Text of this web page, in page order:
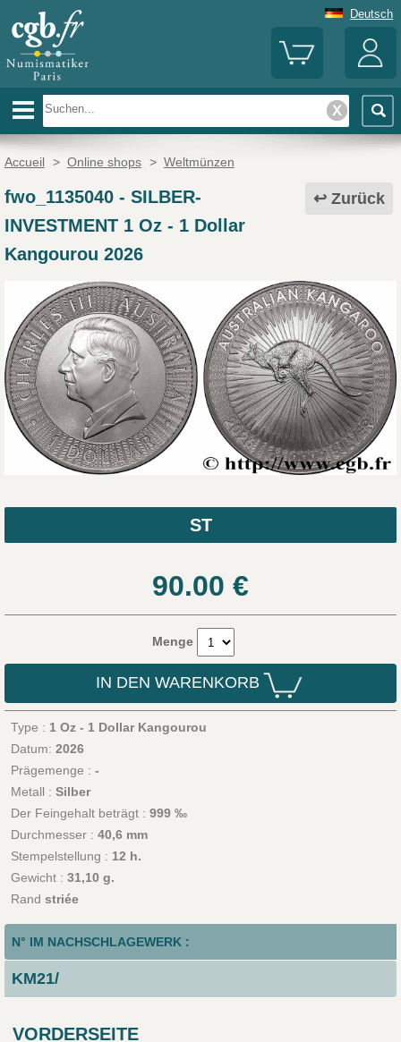
Deutsch
Accueil > Online shops > Weltmünzen
Zurück
fwo_1135040- SILBER-
INVESTMENT 1 Oz - 1 Dollar
Kangourou 2026
ST
90.00 €
Menge
IN DEN WARENKORB
Type : 1 Oz - 1 Dollar Kangourou
Datum: 2026
Prägemenge : -
Metall : Silber
Der Feingehalt beträgt : 999 ‰
Durchmesser : 40,6 mm
Stempelstellung : 12 h.
Gewicht : 31,10 g.
Rand striée
N° IM NACHSCHLAGEWERK :
KM21/
VORDERSEITE